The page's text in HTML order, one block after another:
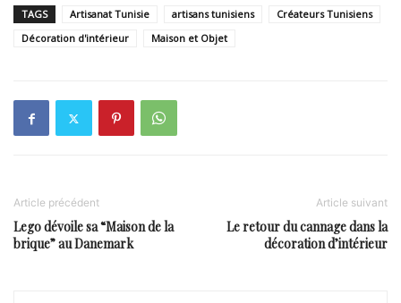
TAGS Artisanat Tunisie artisans tunisiens
Créateurs Tunisiens
Décoration d'intérieur
Maison et Objet
Article précédent
Lego dévoile sa “Maison de la
brique” au Danemark
Article suivant
Le retour du cannage dans la
décoration d’intérieur